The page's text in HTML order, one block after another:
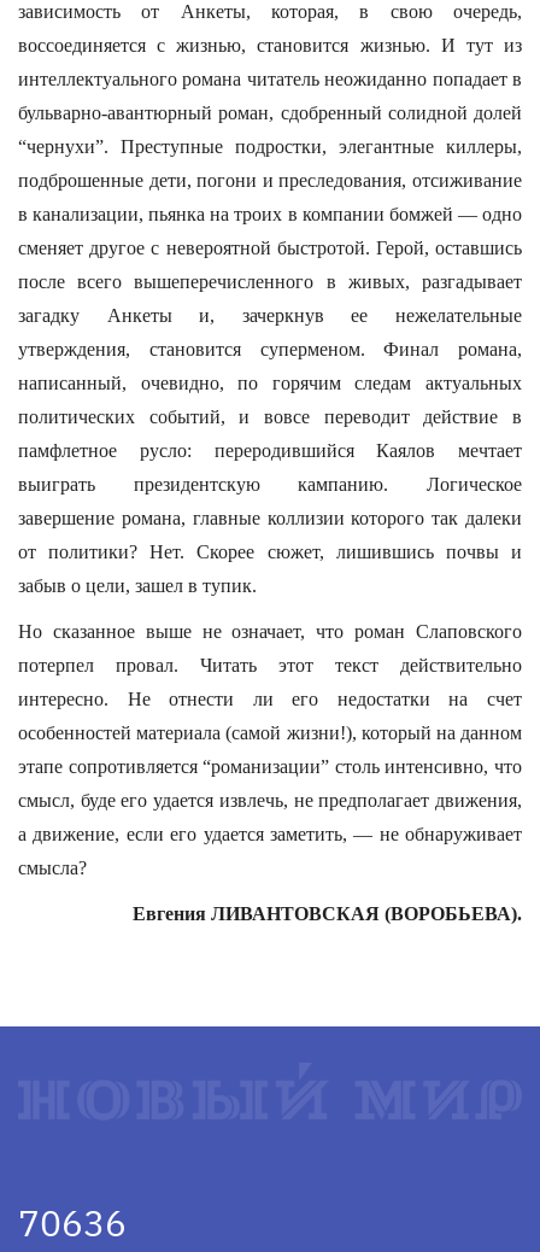
зависимость от Анкеты, которая, в свою очередь,
воссоединяется с жизнью, становится жизнью. И тут из
интеллектуального романа читатель неожиданно попадает в
бульварно-авантюрный роман, сдобренный солидной долей
“чернухи”. Преступные подростки, элегантные киллеры,
подброшенные дети, погони и преследования, отсиживание
в канализации, пьянка на троих в компании бомжей — одно
сменяет другое с невероятной быстротой. Герой, оставшись
после всего вышеперечисленного в живых, разгадывает
загадку Анкеты и, зачеркнув ее нежелательные
утверждения, становится суперменом. Финал романа,
написанный, очевидно, по горячим следам актуальных
политических событий, и вовсе переводит действие в
памфлетное русло: переродившийся Каялов мечтает
выиграть президентскую кампанию. Логическое
завершение романа, главные коллизии которого так далеки
от политики? Нет. Скорее сюжет, лишившись почвы и
забыв о цели, зашел в тупик.
Но сказанное выше не означает, что роман Слаповского
потерпел провал. Читать этот текст действительно
интересно. Не отнести ли его недостатки на счет
особенностей материала (самой жизни!), который на данном
этапе сопротивляется “романизации” столь интенсивно, что
смысл, буде его удается извлечь, не предполагает движения,
а движение, если его удается заметить, — не обнаруживает
смысла?
Евгения ЛИВАНТОВСКАЯ (ВОРОБЬЕВА).
70636